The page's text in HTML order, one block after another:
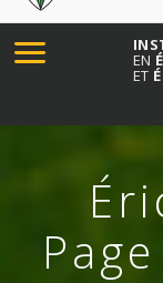
EN
ET